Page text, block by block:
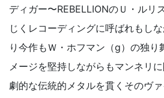
ディガー〜REBELLIONのＵ・ルリ
じくレコーディングに呼ばれもし
り今作もＷ・ホフマン（g）の独り
メージを堅持しながらもマンネリ
劇的な伝統的メタルを貫くそのヴ